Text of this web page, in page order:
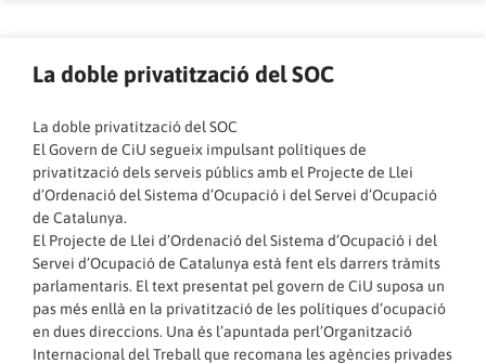
La doble privatització del SOC
La doble privatització del SOC
El Govern de CiU segueix impulsant polítiques de
privatització dels serveis públics amb el Projecte de Llei
d’Ordenació del Sistema d’Ocupació i del Servei d’Ocupació
de Catalunya.
El Projecte de Llei d’Ordenació del Sistema d’Ocupació i del
Servei d’Ocupació de Catalunya està fent els darrers tràmits
parlamentaris. El text presentat pel govern de CiU suposa un
pas més enllà en la privatització de les polítiques d’ocupació
en dues direccions. Una és l’apuntada perl’Organització
Internacional del Treball que recomana les agències privades